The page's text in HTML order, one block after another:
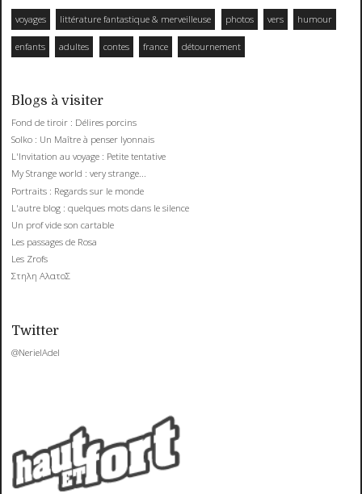
voyages littérature fantastique & merveilleuse photos vers humour
enfants adultes contes france détournement
Blogs à visiter
Fond de tiroir : Délires porcins
Solko : Un Maître à penser lyonnais
L'Invitation au voyage : Petite tentative
My Strange world : very strange...
Portraits : Regards sur le monde
L'autre blog : quelques mots dans le silence
Un prof vide son cartable
Les passages de Rosa
Les Zrofs
Στηλη ΑλατοΣ
Twitter
@NerielAdel